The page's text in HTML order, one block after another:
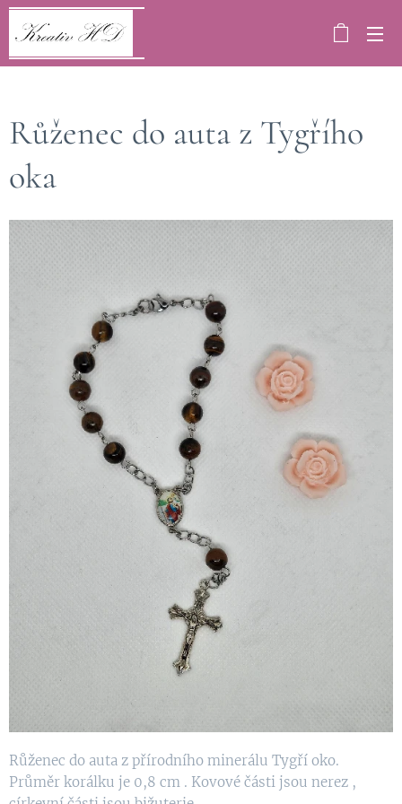
Růženec do auta z Tygřího
oka
Růženec do auta z přírodního minerálu Tygří oko.
Průměr korálku je 0,8 cm . Kovové části jsou nerez ,